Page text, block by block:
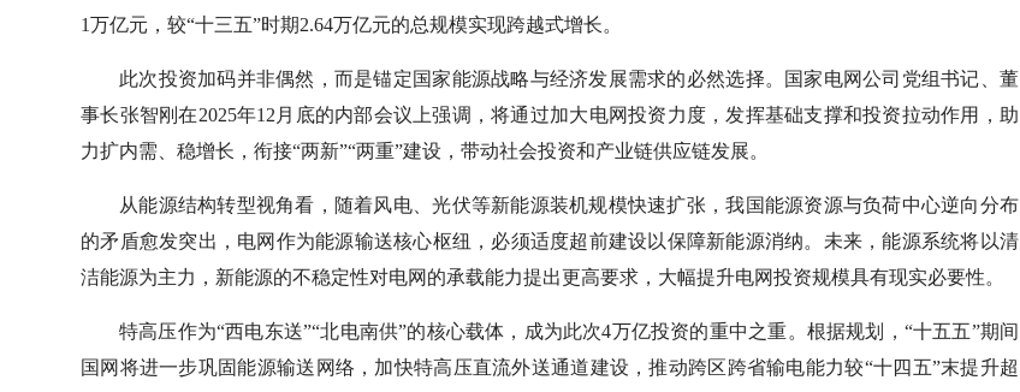
1万亿元，较“十三五”时期2.64万亿元的总规模实现跨越式增长。
此次投资加码并非偶然，而是锚定国家能源战略与经济发展需求的必然选择。国家电网公司党组书记、董
事长张智刚在2025年12月底的内部会议上强调，将通过加大电网投资力度，发挥基础支撑和投资拉动作用，助
力扩内需、稳增长，衔接“两新”“两重”建设，带动社会投资和产业链供应链发展。
从能源结构转型视角看，随着风电、光伏等新能源装机规模快速扩张，我国能源资源与负荷中心逆向分布
的矛盾愈发突出，电网作为能源输送核心枢纽，必须适度超前建设以保障新能源消纳。未来，能源系统将以清
洁能源为主力，新能源的不稳定性对电网的承载能力提出更高要求，大幅提升电网投资规模具有现实必要性。
特高压作为“西电东送”“北电南供”的核心载体，成为此次4万亿投资的重中之重。根据规划，“十五五”期间
国网将进一步巩固能源输送网络，加快特高压直流外送通道建设，推动跨区跨省输电能力较“十四五”末提升超